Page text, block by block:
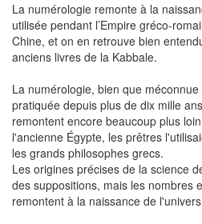
La numérologie remonte à la
utilisée pendant l’Empire gréco-
Chine, et on en retrouve bien
anciens livres de la Kabbale.
La numérologie, bien que
pratiquée depuis plus de dix mille
remontent encore beaucoup plus
l'ancienne Égypte, les prêtres
les grands philosophes grecs.
Les origines précises de la science
des suppositions, mais les nombres
remontent à la naissance de